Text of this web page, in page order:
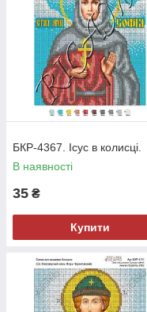
БКР-4367. Ісус в колисці.
В наявності
35 ₴
Купити